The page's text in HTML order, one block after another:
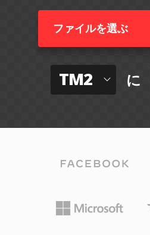
ファイルを選ぶ
TM2 に